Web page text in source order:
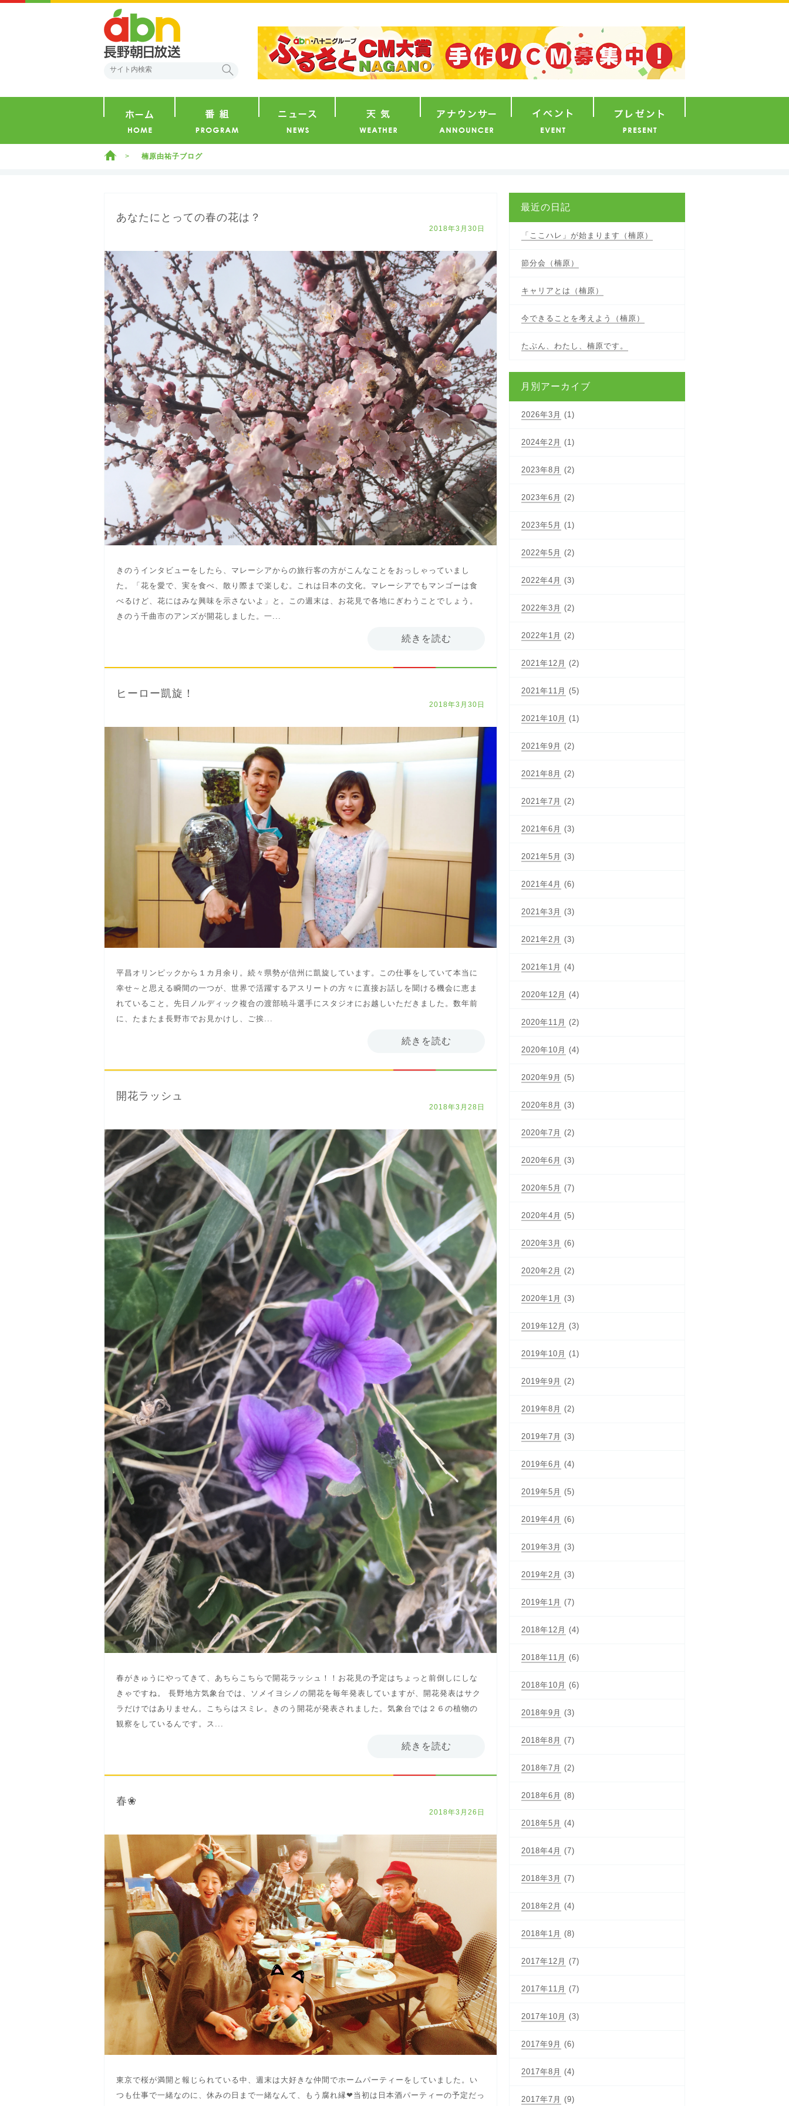
ホーム 楠原由祐子ブログ
あなたにとっての春の花は？
2018年3月30日
きのうインタビューをしたら、マレーシアからの旅行客の方がこんなことをおっしゃっていまし
た。「花を愛で、実を食べ、散り際まで楽しむ。これは日本の文化。マレーシアでもマンゴーは食
べるけど、花にはみな興味を示さないよ」と。この週末は、お花見で各地にぎわうことでしょう。
きのう千曲市のアンズが開花しました。一...
続きを読む
ヒーロー凱旋！
2018年3月30日
平昌オリンピックから１カ月余り。続々県勢が信州に凱旋しています。この仕事をしていて本当に
幸せ～と思える瞬間の一つが、世界で活躍するアスリートの方々に直接お話しを聞ける機会に恵ま
れていること。先日ノルディック複合の渡部暁斗選手にスタジオにお越しいただきました。数年前
に、たまたま長野市でお見かけし、ご挨...
続きを読む
開花ラッシュ
2018年3月28日
春がきゅうにやってきて、あちらこちらで開花ラッシュ！！お花見の予定はちょっと前倒しにしな
きゃですね。 長野地方気象台では、ソメイヨシノの開花を毎年発表していますが、開花発表はサク
ラだけではありません。こちらはスミレ。きのう開花が発表されました。気象台では２６の植物の
観察をしているんです。ス...
続きを読む
春❀
2018年3月26日
東京で桜が満開と報じられている中、週末は大好きな仲間でホームパーティーをしていました。い
つも仕事で一緒なのに、休みの日まで一緒なんて、もう腐れ縁❤当初は日本酒パーティーの予定だっ
最近の日記
「ここハレ」が始まります（楠原）
節分会（楠原）
キャリアとは（楠原）
今できることを考えよう（楠原）
たぶん、わたし、楠原です。
月別アーカイブ
2026年3月 (1)
2024年2月 (1)
2023年8月 (2)
2023年6月 (2)
2023年5月 (1)
2022年5月 (2)
2022年4月 (3)
2022年3月 (2)
2022年1月 (2)
2021年12月 (2)
2021年11月 (5)
2021年10月 (1)
2021年9月 (2)
2021年8月 (2)
2021年7月 (2)
2021年6月 (3)
2021年5月 (3)
2021年4月 (6)
2021年3月 (3)
2021年2月 (3)
2021年1月 (4)
2020年12月 (4)
2020年11月 (2)
2020年10月 (4)
2020年9月 (5)
2020年8月 (3)
2020年7月 (2)
2020年6月 (3)
2020年5月 (7)
2020年4月 (5)
2020年3月 (6)
2020年2月 (2)
2020年1月 (3)
2019年12月 (3)
2019年10月 (1)
2019年9月 (2)
2019年8月 (2)
2019年7月 (3)
2019年6月 (4)
2019年5月 (5)
2019年4月 (6)
2019年3月 (3)
2019年2月 (3)
2019年1月 (7)
2018年12月 (4)
2018年11月 (6)
2018年10月 (6)
2018年9月 (3)
2018年8月 (7)
2018年7月 (2)
2018年6月 (8)
2018年5月 (4)
2018年4月 (7)
2018年3月 (7)
2018年2月 (4)
2018年1月 (8)
2017年12月 (7)
2017年11月 (7)
2017年10月 (3)
2017年9月 (6)
2017年8月 (4)
2017年7月 (9)